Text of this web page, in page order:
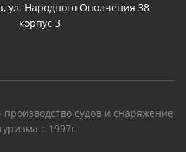
ул. Народного Ополчения 38
корпус 3
судов и снаряжение
с 1997г.